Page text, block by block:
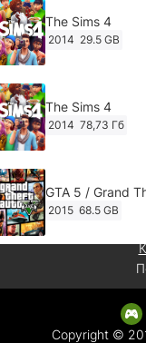
The Sims 4
2014 29.5 GB
The Sims 4
2014 78,73 Гб
GTA 5 / Grand
2015 68.5 GB
Ghost of
[RePack
Copyright ©